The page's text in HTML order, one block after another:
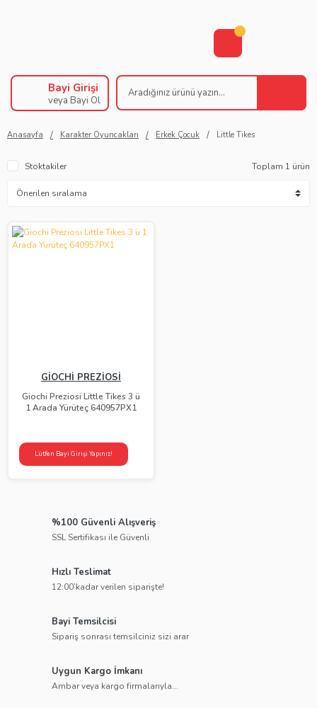
Bayi Girişi
veya Bayi Ol
Anasayfa Karakter Oyuncakları Erkek Çocuk Little Tikes
Stoktakiler Toplam 1 ürün
GİOCHİ PREZİOSİ
Giochi Preziosi Little Tikes 3 ü
1 Arada Yürüteç 640957PX1
Lütfen Bayi Girişi Yapınız!
%100 Güvenli Alışveriş
SSL Sertifikası ile Güvenli
Hızlı Teslimat
12:00’kadar verilen siparişte!
Bayi Temsilcisi
Sipariş sonrası temsilciniz sizi arar
Uygun Kargo İmkanı
Ambar veya kargo firmalarıyla...